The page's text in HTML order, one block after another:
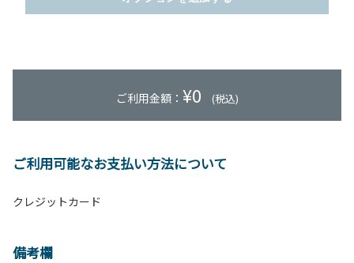
ご利用金額： ¥0 (税込)
ご利用可能なお支払い方法について
クレジットカード
備考欄